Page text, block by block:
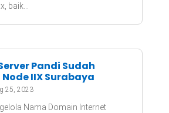
baik...
Pandi Sudah
IIX Surabaya
25, 2023
Nama Domain Internet